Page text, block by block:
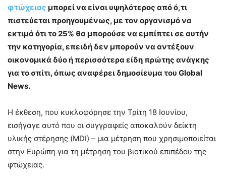
φτώχειας μπορεί να είναι υψηλότερος από ό,τι
πιστεύεται προηγουμένως, με τον οργανισμό να
εκτιμά ότι το 25% θα μπορούσε να εμπίπτει σε αυτήν
την κατηγορία, επειδή δεν μπορούν να αντέξουν
οικονομικά δύο ή περισσότερα είδη πρώτης ανάγκης
για το σπίτι, όπως αναφέρει δημοσίευμα του Global
News.
Η έκθεση, που κυκλοφόρησε την Τρίτη 18 Ιουνίου,
εισήγαγε αυτό που οι συγγραφείς αποκαλούν δείκτη
υλικής στέρησης (MDI) – μια μέτρηση που χρησιμοποιείται
στην Ευρώπη για τη μέτρηση του βιοτικού επιπέδου της
φτώχειας.